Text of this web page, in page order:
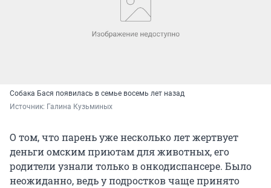
Собака Бася появилась в семье восемь лет назад
Источник: Галина Кузьминых
О том, что парень уже несколько лет жертвует
деньги омским приютам для животных, его
родители узнали только в онкодиспансере. Было
неожиданно, ведь у подростков чаще принято